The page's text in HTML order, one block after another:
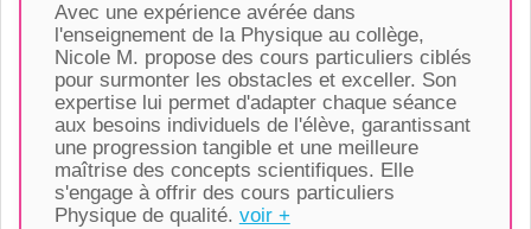
Avec une expérience avérée dans
l'enseignement de la Physique au collège,
Nicole M. propose des cours particuliers ciblés
pour surmonter les obstacles et exceller. Son
expertise lui permet d'adapter chaque séance
aux besoins individuels de l'élève, garantissant
une progression tangible et une meilleure
maîtrise des concepts scientifiques. Elle
s'engage à offrir des cours particuliers
Physique de qualité. voir +